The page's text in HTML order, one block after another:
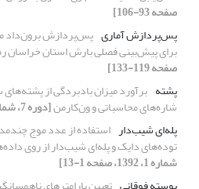
صفحه 93-106]
پس‌پردازش آماری
برای پیش‌بینی فصلی بارش استان خراسان
صفحه 119-133]
پشته برآورد میزان بادبردگی از
شاره‌های محاسباتی و ون‌کارمن‌‌[دوره 7، شماره 4، 1392، صفحه 170-180]
پله‌‌ای شیب‌دار استفاده از عدد موج
توده‌های دایک و پله‌ای شیب‌دار از روی
شماره 1، 1392، صفحه 1-13]